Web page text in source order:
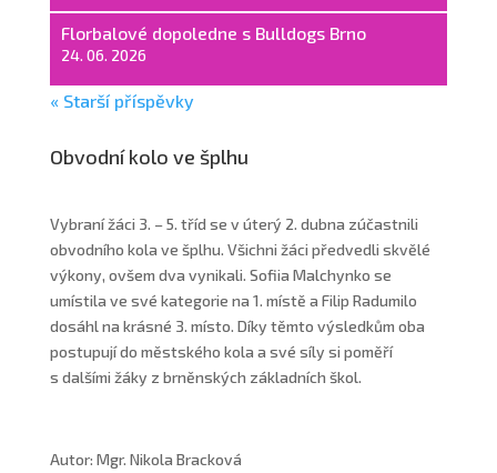
Florbalové dopoledne s Bulldogs Brno
24. 06. 2026
« Starší příspěvky
Obvodní kolo ve šplhu
Vybraní žáci 3. – 5. tříd se v úterý 2. dubna zúčastnili
obvodního kola ve šplhu. Všichni žáci předvedli skvělé
výkony, ovšem dva vynikali. Sofiia Malchynko se
umístila ve své kategorie na 1. místě a Filip Radumilo
dosáhl na krásné 3. místo. Díky těmto výsledkům oba
postupují do městského kola a své síly si poměří
s dalšími žáky z brněnských základních škol.
Autor: Mgr. Nikola Bracková